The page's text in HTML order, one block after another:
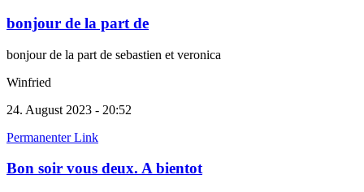
bonjour de la part de
bonjour de la part de sebastien et veronica
Winfried
24. August 2023 - 20:52
Permanenter Link
Bon soir vous deux. A bientot